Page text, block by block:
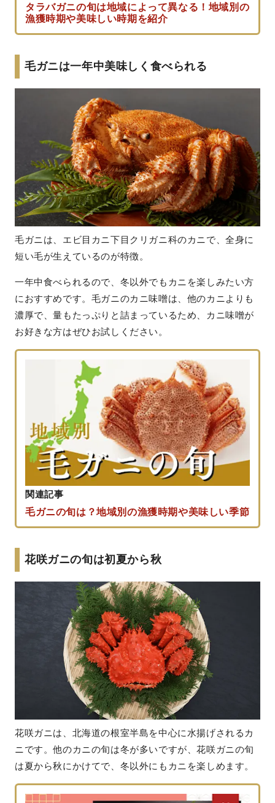
タラバガニの旬は地域によって異なる！地域別の
漁獲時期や美味しい時期を紹介
毛ガニは一年中美味しく食べられる
毛ガニは、エビ目カニ下目クリガニ科のカニで、全身に
短い毛が生えているのが特徴。
一年中食べられるので、冬以外でもカニを楽しみたい方
におすすめです。毛ガニのカニ味噌は、他のカニよりも
濃厚で、量もたっぷりと詰まっているため、カニ味噌が
お好きな方はぜひお試しください。
関連記事
毛ガニの旬は？地域別の漁獲時期や美味しい季節
花咲ガニの旬は初夏から秋
花咲ガニは、北海道の根室半島を中心に水揚げされるカ
ニです。他のカニの旬は冬が多いですが、花咲ガニの旬
は夏から秋にかけてで、冬以外にもカニを楽しめます。